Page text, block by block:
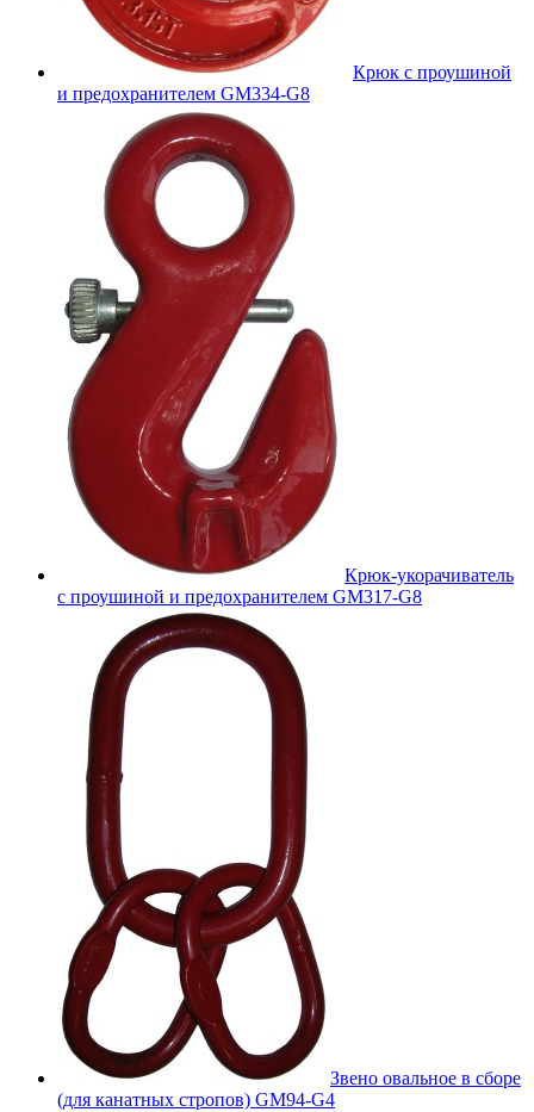
Крюк с проушиной
и предохранителем GM334-G8
Крюк-укорачиватель
с проушиной и предохранителем GM317-G8
Звено овальное в сборе
(для канатных стропов) GM94-G4